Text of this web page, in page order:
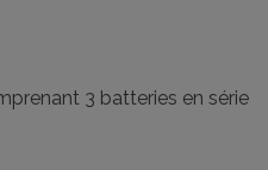
3 batteries en série